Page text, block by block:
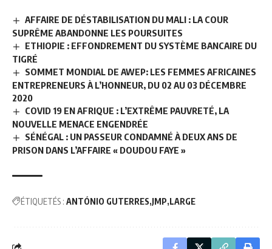
AFFAIRE DE DÉSTABILISATION DU MALI : LA COUR
SUPRÊME ABANDONNE LES POURSUITES
ETHIOPIE : EFFONDREMENT DU SYSTÈME BANCAIRE DU
TIGRÉ
SOMMET MONDIAL DE AWEP: LES FEMMES AFRICAINES
ENTREPRENEURS À L’HONNEUR, DU 02 AU 03 DÉCEMBRE
2020
COVID 19 EN AFRIQUE : L’EXTRÊME PAUVRETÉ, LA
NOUVELLE MENACE ENGENDRÉE
SÉNÉGAL : UN PASSEUR CONDAMNÉ À DEUX ANS DE
PRISON DANS L’AFFAIRE « DOUDOU FAYE »
ÉTIQUETÉS : ANTÓNIO GUTERRES JMP LARGE